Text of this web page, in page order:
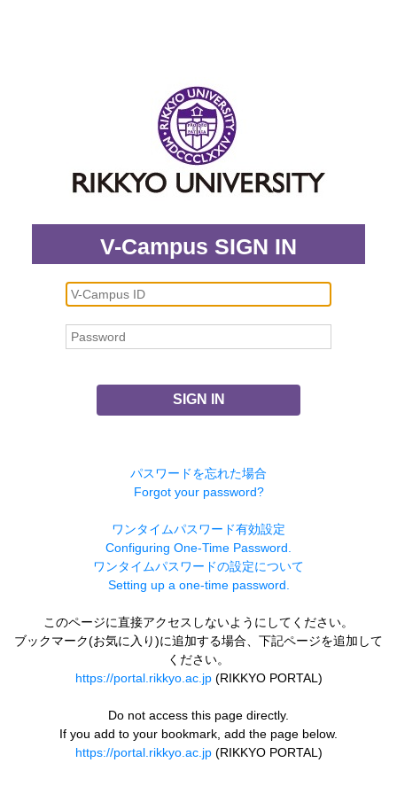
V-Campus SIGN IN
SIGN IN
パスワードを忘れた場合
Forgot your password?
ワンタイムパスワード有効設定
Configuring One-Time Password.
ワンタイムパスワードの設定について
Setting up a one-time password.
このページに直接アクセスしないようにしてください。
ブックマーク(お気に入り)に追加する場合、下記ページを追加して
ください。
https://portal.rikkyo.ac.jp(RIKKYO PORTAL)
Do not access this page directly.
If you add to your bookmark, add the page below.
https://portal.rikkyo.ac.jp(RIKKYO PORTAL)